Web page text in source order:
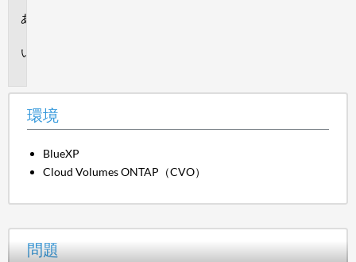
環境
BlueXP
Cloud Volumes ONTAP（CVO）
問題